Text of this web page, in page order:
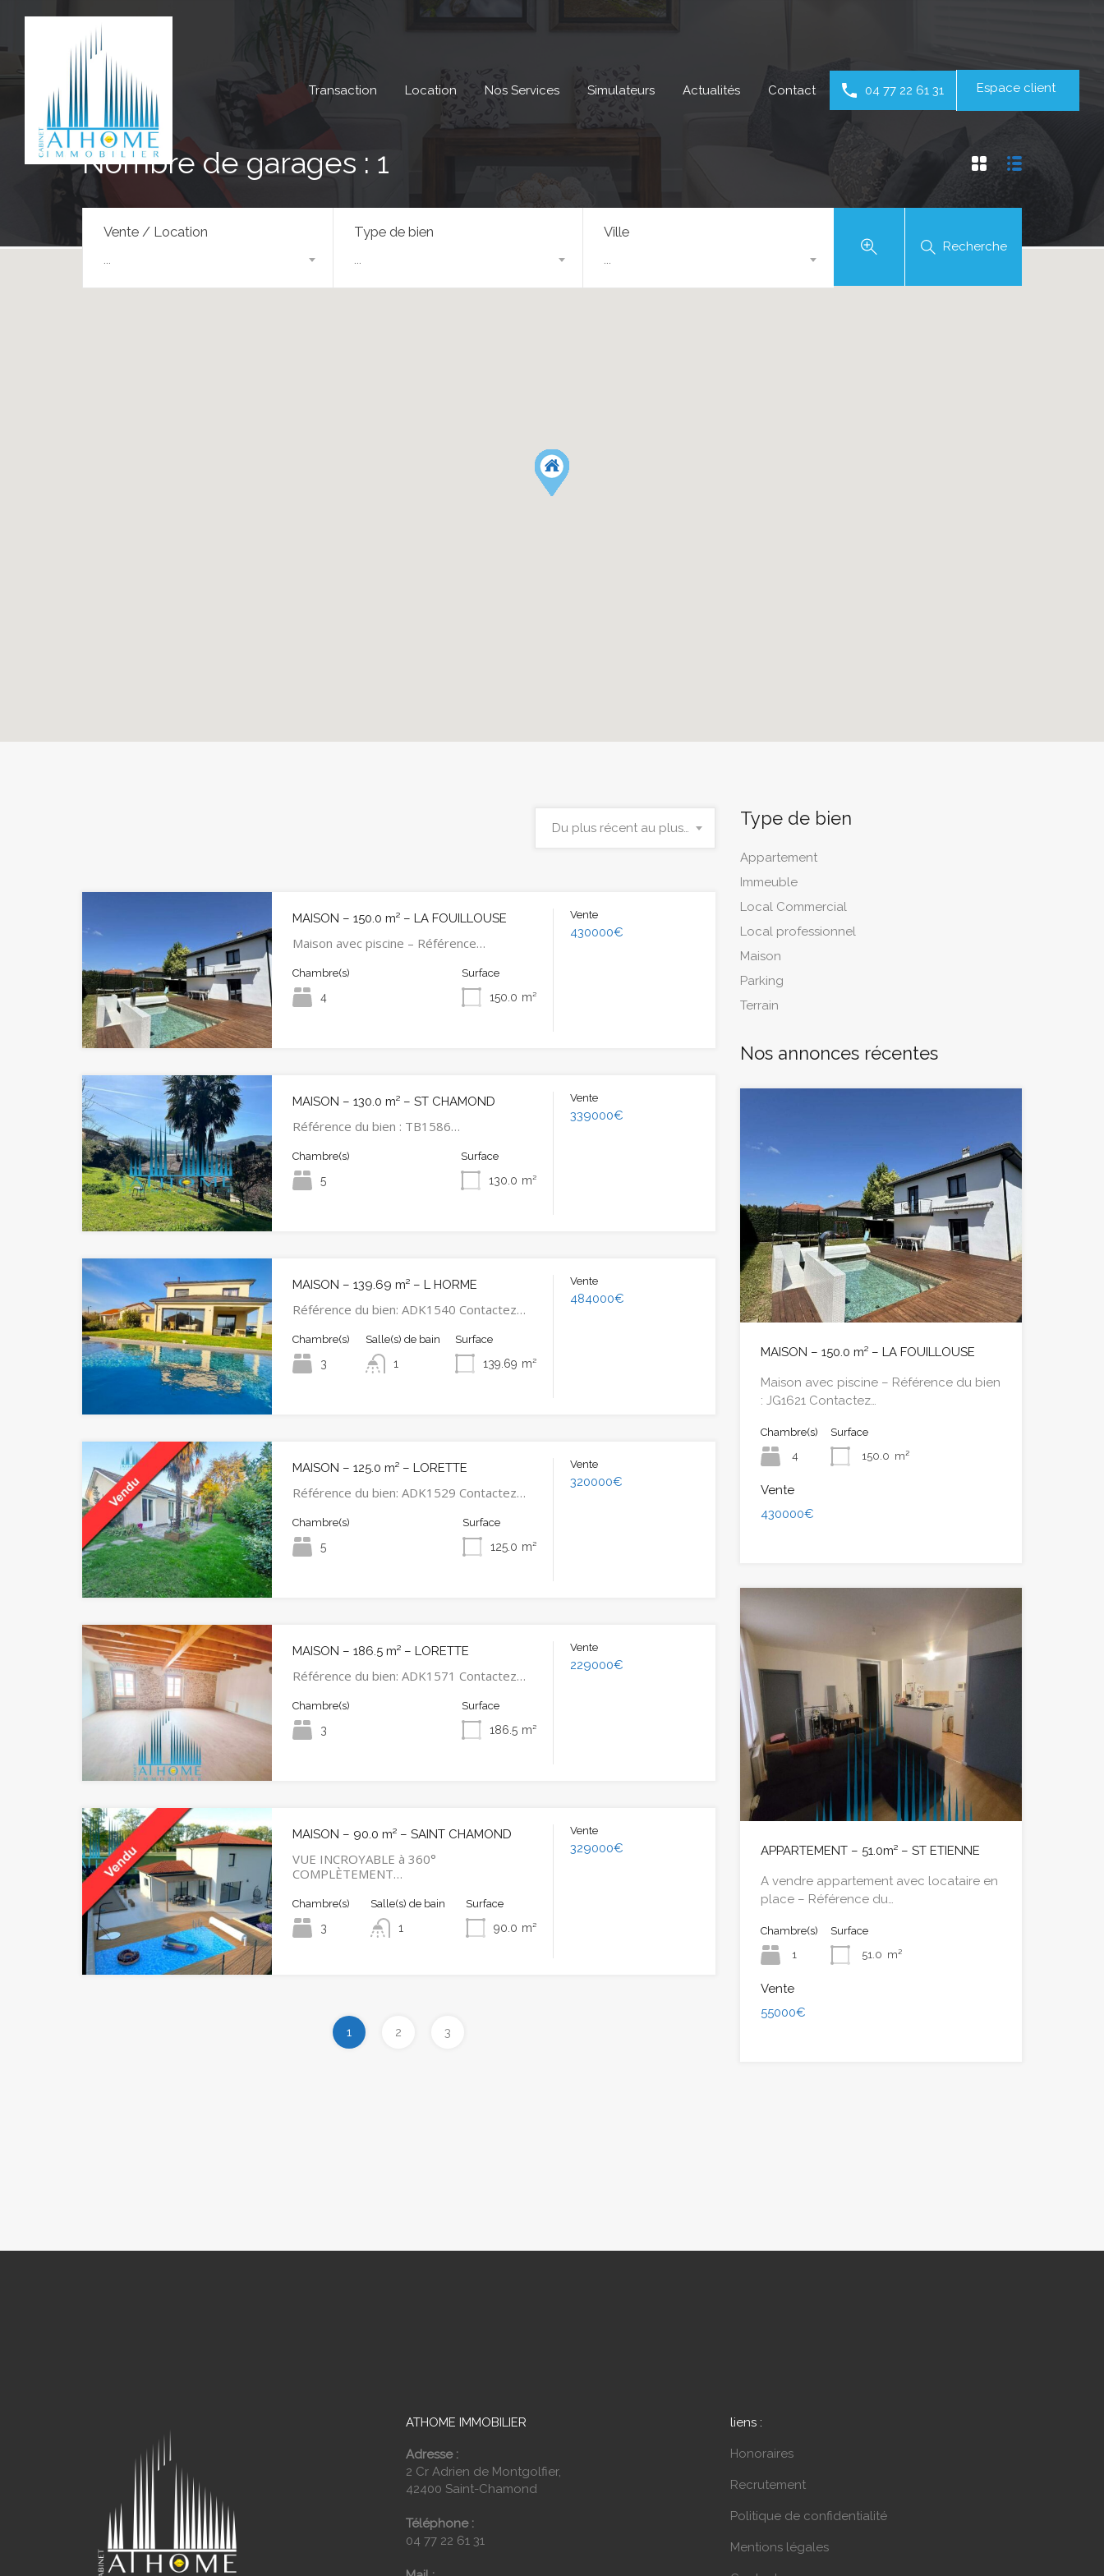
Transaction Location Nos Services Simulateurs Actualités Contact 04 77 22 61 31 Espace client
Nombre de garages : 1
Vente / Location Type de bien Ville
Recherche
Du plus récent au plus ancien
MAISON – 150.0 m² – LA FOUILLOUSE
Maison avec piscine – Référence…
Chambre(s)
4
Surface
150.0 m²
Vente
430000€
MAISON – 130.0 m² – ST CHAMOND
Référence du bien : TB1586…
Chambre(s)
5
Surface
130.0 m²
Vente
339000€
MAISON – 139.69 m² – L HORME
Référence du bien: ADK1540 Contactez…
Chambre(s)
3
Salle(s) de bain
1
Surface
139.69 m²
Vente
484000€
MAISON – 125.0 m² – LORETTE
Référence du bien: ADK1529 Contactez…
Chambre(s)
5
Surface
125.0 m²
Vente
320000€
MAISON – 186.5 m² – LORETTE
Référence du bien: ADK1571 Contactez…
Chambre(s)
3
Surface
186.5 m²
Vente
229000€
MAISON – 90.0 m² – SAINT CHAMOND
VUE INCROYABLE à 360°
COMPLÈTEMENT…
Chambre(s)
3
Salle(s) de bain
1
Surface
90.0 m²
Vente
329000€
1 2 3
Type de bien
Appartement
Immeuble
Local Commercial
Local professionnel
Maison
Parking
Terrain
Nos annonces récentes
MAISON – 150.0 m² – LA FOUILLOUSE
Maison avec piscine – Référence du bien
: JG1621 Contactez…
Chambre(s)
4
Surface
150.0 m²
Vente
430000€
APPARTEMENT – 51.0m² – ST ETIENNE
A vendre appartement avec locataire en
place – Référence du…
Chambre(s)
1
Surface
51.0 m²
Vente
55000€
ATHOME IMMOBILIER
Adresse :
2 Cr Adrien de Montgolfier,
42400 Saint-Chamond
Téléphone :
04 77 22 61 31
liens :
Honoraires
Recrutement
Politique de confidentialité
Mentions légales